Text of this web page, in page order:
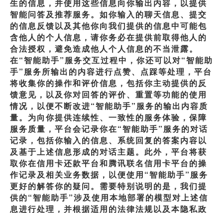
生的信息，并使用这些信息向你输出内容，以提供
智能问答及推荐服务。如你输入的聊天信息、提交
的信息反馈以及其他你向我们提供的信息中可能包
含他人的个人信息，请你务必在提供前取得他人的
合法授权，避免造成他人个人信息的不当泄露。
在“智能助手”服务交互过程中，你还可以对“智能助
手”服务所输出的内容进行点赞、点踩等处理，平台
将收集你的操作和评价信息，包括你主动提供的反
馈意见，以及你对回答的评价、重置等功能的使用
情况，以便不断改进“智能助手”服务的输出内容质
量。为向你提供连续性、一致性的服务体验，保障
服务质量，平台会记录你在“智能助手”服务的对话
记录，包括你输入的信息、系统回复的答案内容以
及基于上述信息形成的对话主题。此外，平台将获
取你在信用卡还款平台和腾讯联名信用卡平台的操
作记录及相关业务数据，以便使用“智能助手”服务
更好的解答你的疑问。需要特别说明的是，我们提
供的“智能助手”涉及使用本地部署的模型对上述信
息进行处理，并根据适用的法律法规以及本隐私政